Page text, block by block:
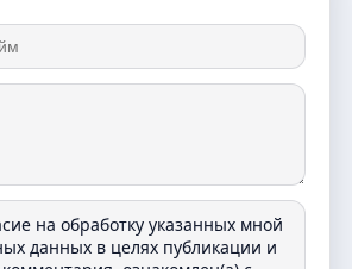
на обработку указанных мной
данных в целях публикации и